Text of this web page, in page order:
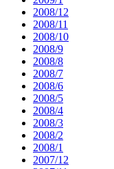
2008/12
2008/11
2008/10
2008/9
2008/8
2008/7
2008/6
2008/5
2008/4
2008/3
2008/2
2008/1
2007/12